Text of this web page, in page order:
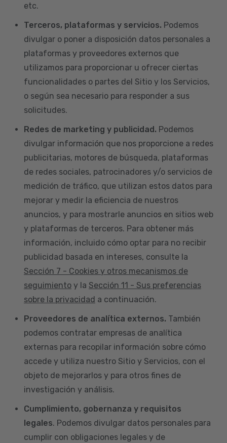
etc.
Terceros, plataformas y servicios. Podemos
divulgar o poner a disposición datos personales a
plataformas y proveedores externos que
utilizamos para proporcionar u ofrecer ciertas
funcionalidades o partes del Sitio y los Servicios,
o según sea necesario para responder a sus
solicitudes.
Redes de marketing y publicidad. Podemos
divulgar información que nos proporcione a redes
publicitarias, motores de búsqueda, plataformas
de redes sociales, patrocinadores y/o servicios de
medición de tráfico, que utilizan estos datos para
mejorar y medir la eficiencia de nuestros
anuncios, y para mostrarle anuncios en sitios web
y plataformas de terceros. Para obtener más
información, incluido cómo optar para no recibir
publicidad basada en intereses, consulte la
Sección 7 - Cookies y otros mecanismos de
seguimiento y la Sección 11 - Sus preferencias
sobre la privacidad a continuación.
Proveedores de analítica externos. También
podemos contratar empresas de analítica
externas para recopilar información sobre cómo
accede y utiliza nuestro Sitio y Servicios, con el
objeto de mejorarlos y para otros fines de
investigación y análisis.
Cumplimiento, gobernanza y requisitos
legales. Podemos divulgar datos personales para
cumplir con obligaciones legales y de